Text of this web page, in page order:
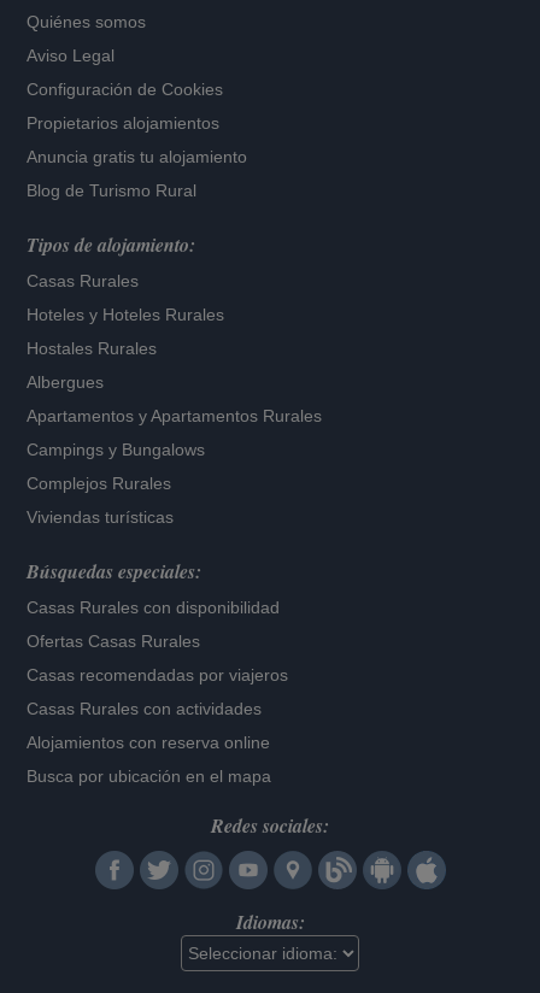
Quiénes somos
Aviso Legal
Configuración de Cookies
Propietarios alojamientos
Anuncia gratis tu alojamiento
Blog de Turismo Rural
Tipos de alojamiento:
Casas Rurales
Hoteles y Hoteles Rurales
Hostales Rurales
Albergues
Apartamentos yApartamentos Rurales
Campings y Bungalows
Complejos Rurales
Viviendas turísticas
Búsquedas especiales:
Casas Rurales con disponibilidad
Ofertas Casas Rurales
Casas recomendadas por viajeros
Casas Rurales con actividades
Alojamientos con reserva online
Busca por ubicación en el mapa
Redes sociales:
Idiomas: